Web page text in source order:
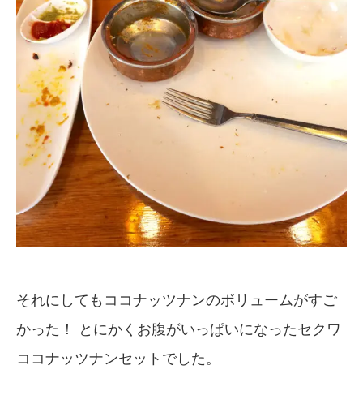
それにしてもココナッツナンのボリュームがすご
かった！ とにかくお腹がいっぱいになったセクワ
ココナッツナンセットでした。